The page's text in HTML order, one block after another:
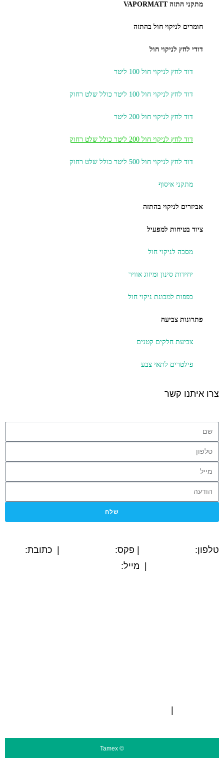
מתקני התזה VAPORMATT
חומרים לניקוי חול בהתזה
דודי לחץ לניקוי חול
דוד לחץ לניקוי חול 100 ליטר ​
דוד לחץ לניקוי חול 100 ליטר כולל שלט רחוק
דוד לחץ לניקוי חול 200 ליטר
דוד לחץ לניקוי חול 200 ליטר כולל שלט רחוק
דוד לחץ לניקוי חול 500 ליטר כולל שלט רחוק
מתקני איסוף
אביזרים לניקוי בהתזה
ציוד בטיחות למפעיל
מסכה לניקוי חול
יחידות סינון ומיזוג אוויר
כפפות למכונת ניקוי חול
פתרונות צביעה
צביעת חלקים קטנים
פילטרים לתאי צבע
צרו איתנו קשר
שלח
טלפון: | פקס:
| כתובת:
| מייל:
|
© Tamex